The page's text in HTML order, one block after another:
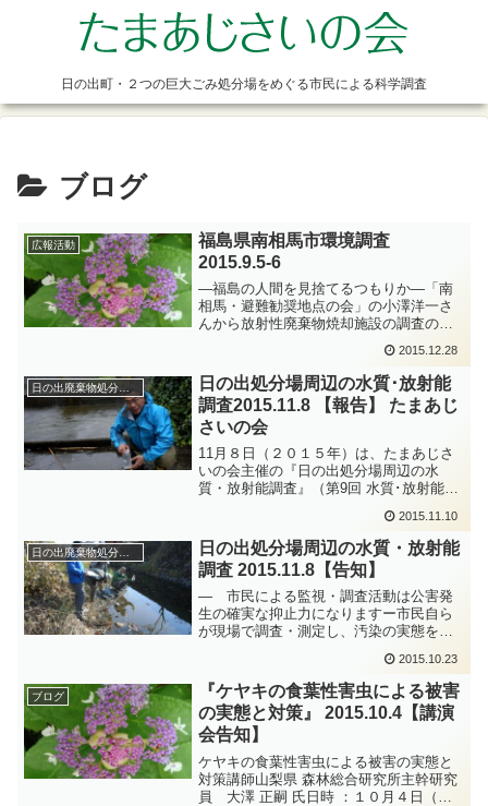
日の出町・２つの巨大ごみ処分場をめぐる市民による科学調査
ブログ
広報活動
福島県南相馬市環境調査
2015.9.5-6
―福島の人間を見捨てるつもりか―「南
相馬・避難勧奨地点の会」の小澤洋一さ
んから放射性廃棄物焼却施設の調査のノ
ウハウを教えてもらいたい、また講演を
してほしいとの依頼があり、その前に福
島の現状を調査してくる必要性があると
いうことで、南相馬市へ行...
2015.12.28
日の出廃棄物処分場周辺の環境調査
日の出処分場周辺の水質･放射能
調査2015.11.8 【報告】 たまあじ
さいの会
11月８日（２０１５年）は、たまあじさ
いの会主催の『日の出処分場周辺の水
質・放射能調査』（第9回 水質･放射能調
17名の方の参加で調査が行われました。
初めての方、遠方（茨城）からの方も参
加されました。採取...
2015.11.10
日の出廃棄物処分場周辺の環境調査
日の出処分場周辺の水質・放射能
調査 2015.11.8【告知】
― 市民による監視・調査活動は公害発
生の確実な抑止力になりますー市民自ら
が現場で調査・測定し、汚染の実態を把
する「継続的な調査・分析・記録プロジ
ェクト」の９年目です。エコセメンと工
場からの放射性物質、有害...
2015.10.23
ブログ
『ケヤキの食葉性害虫による被害
の実態と対策』 2015.10.4【講演
会告知】
ケヤキの食葉性害虫による被害の実態と
対策講師山梨県 森林総合研究所主幹研究
員 大澤 正嗣 氏日時 ：１０月４日（